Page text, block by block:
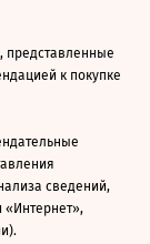
представленные
к покупке
сведений,
«Интернет»,